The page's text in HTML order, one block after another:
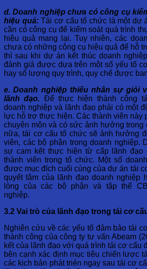
d. Doanh nghiệp chưa có công cụ
hiệu quả:Tái cơ cấu tổ chức là một dự
cần có công cụ để kiểm soát quá trình
hiệu quả mang lại. Tuy nhiên, các
chưa có những công cụ hiệu quả để hỗ
thì sau khi dự án kết thúc doanh
đánh giá được dựa trên một số yếu tố
hay số lượng quy trình, quy chế được
e. Doanh nghiệp thiếu nhân sự giỏi
lãnh đạo. Để thực hiện thành công
doanh nghiệp và lãnh đạo phải có một
lực hỗ trợ thực hiện. Các thành viên này
chuyên môn và có sức ảnh hưởng trong
nữa, tái cơ cấu tổ chức sẽ ảnh hưởng
viên, các bộ phận trong doanh nghiệp.
sự cam kết thực hiện từ cấp lãnh đạo
thành viên trong tổ chức. Một số
được mục đích cuối cùng của dự án tái
quyết tâm của lãnh đạo doanh nghiệp
lòng của các bộ phận và tập thể
nghiệp.
3.2 Vai trò của lãnh đạo trong tái cơ
Nghiên cứu về các yếu tố đảm bảo tái
thành công của công ty tư vấn Abeam
kết của lãnh đạo với quá trình tái cơ cấu
bên cạnh xác định mục tiêu chiến lược
các kịch bản phát triẻn ngay sau tái cơ